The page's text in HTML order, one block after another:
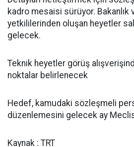
kadro mesaisi sürüyor. Bakanlık
yetkililerinden oluşan heyetler
gelecek.
Teknik heyetler görüş
noktalar belirlenecek
Hedef, kamudaki sözleşmeli
düzenlemesini gelecek ay
Kaynak : TRT